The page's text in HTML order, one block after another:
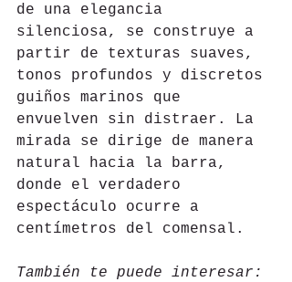
de una elegancia
silenciosa, se construye a
partir de texturas suaves,
tonos profundos y discretos
guiños marinos que
envuelven sin distraer. La
mirada se dirige de manera
natural hacia la barra,
donde el verdadero
espectáculo ocurre a
centímetros del comensal.
También te puede interesar: